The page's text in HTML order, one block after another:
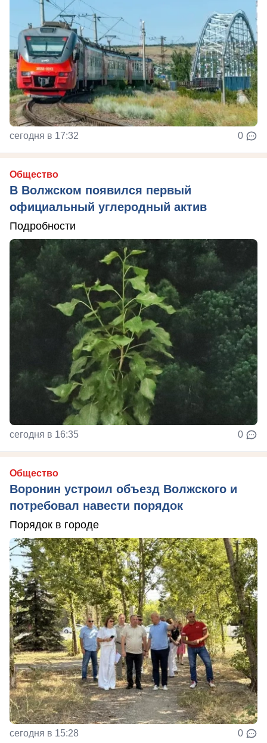
сегодня в 17:32 0
Общество
В Волжском появился первый
официальный углеродный актив
Подробности
сегодня в 16:35 0
Общество
Воронин устроил объезд Волжского и
потребовал навести порядок
Порядок в городе
сегодня в 15:28 0